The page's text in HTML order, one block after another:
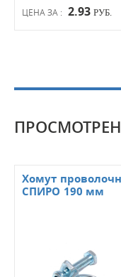
ЦЕНА ЗА : 2.93 РУБ.
Хомут
СПИРО 190 мм